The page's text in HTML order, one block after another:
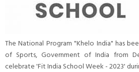
The National Program "Khelo India" has
of Sports, Government of India from
celebrate 'Fit India School Week - 2023'